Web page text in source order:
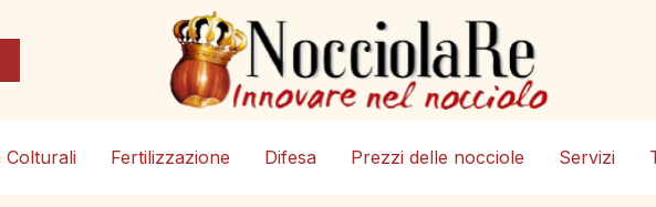
Colturali Fertilizzazione Difesa Prezzi delle nocciole Servizi